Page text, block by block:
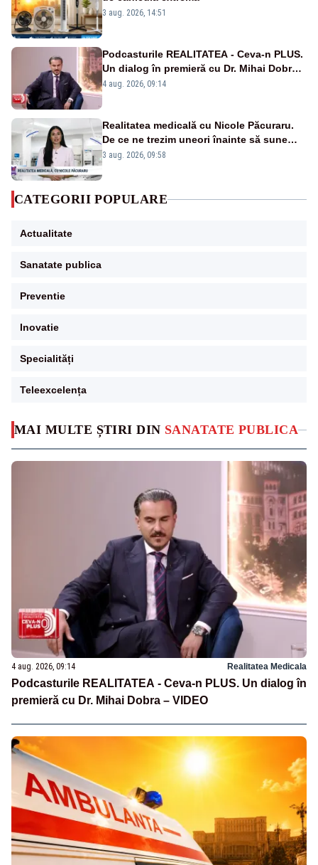
MAI MULTE ȘTIRI DIN SANATATE PUBLICA
4 aug. 2026, 09:14 Realitatea Medicala
Podcasturile REALITATEA - Ceva-n PLUS. Un dialog în
premieră cu Dr. Mihai Dobra – VIDEO
3 aug. 2026, 14:51
Podcasturile REALITATEA - Ceva-n PLUS.
Un dialog în premieră cu Dr. Mihai Dobra –
VIDEO
4 aug. 2026, 09:14
Realitatea medicală cu Nicole Păcuraru.
De ce ne trezim uneori înainte să sune
alarma?
3 aug. 2026, 09:58
CATEGORII POPULARE
Actualitate
Sanatate publica
Preventie
Inovatie
Specialități
Teleexcelența